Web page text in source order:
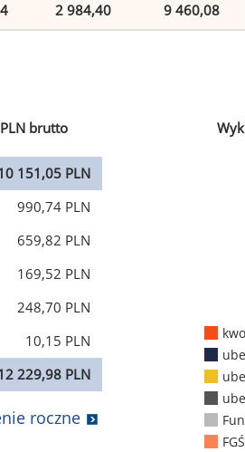
2 984,40 9 460,08
brutto
151,05 PLN
990,74 PLN
659,82 PLN
169,52 PLN
248,70 PLN
10,15 PLN
229,98 PLN
roczne